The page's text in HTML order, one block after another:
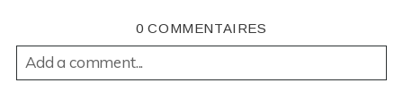
0 COMMENTAIRES
Add a comment...